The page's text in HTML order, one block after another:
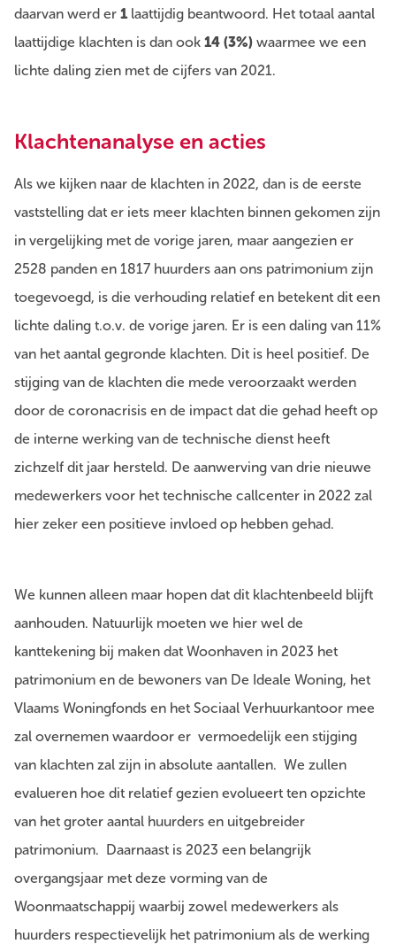
daarvan werd er 1laattijdig beantwoord. Het totaal aantal
laattijdige klachten is dan ook 14 (3%) waarmee we een
lichte daling zien met de cijfers van 2021.
Klachtenanalyse en acties
Als we kijken naar de klachten in 2022, dan is de eerste
vaststelling dat er iets meer klachten binnen gekomen zijn
in vergelijking met de vorige jaren, maar aangezien er
2528 panden en 1817 huurders aan ons patrimonium zijn
toegevoegd, is die verhouding relatief en betekent dit een
lichte daling t.o.v. de vorige jaren. Er is een daling van 11%
van het aantal gegronde klachten. Dit is heel positief. De
stijging van de klachten die mede veroorzaakt werden
door de coronacrisis en de impact dat die gehad heeft op
de interne werking van de technische dienst heeft
zichzelf dit jaar hersteld. De aanwerving van drie nieuwe
medewerkers voor het technische callcenter in 2022 zal
hier zeker een positieve invloed op hebben gehad.
We kunnen alleen maar hopen dat dit klachtenbeeld blijft
aanhouden. Natuurlijk moeten we hier wel de
kanttekening bij maken dat Woonhaven in 2023 het
patrimonium en de bewoners van De Ideale Woning, het
Vlaams Woningfonds en het Sociaal Verhuurkantoor mee
zal overnemen waardoor er vermoedelijk een stijging
van klachten zal zijn in absolute aantallen. We zullen
evalueren hoe dit relatief gezien evolueert ten opzichte
van het groter aantal huurders en uitgebreider
patrimonium. Daarnaast is 2023 een belangrijk
overgangsjaar met deze vorming van de
Woonmaatschappij waarbij zowel medewerkers als
huurders respectievelijk het patrimonium als de werking